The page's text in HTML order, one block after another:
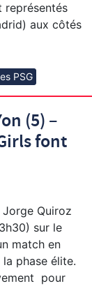
représentés
aux côtés
PSG
(5) –
font
Jorge Quiroz
sur le
match en
phase élite.
pour